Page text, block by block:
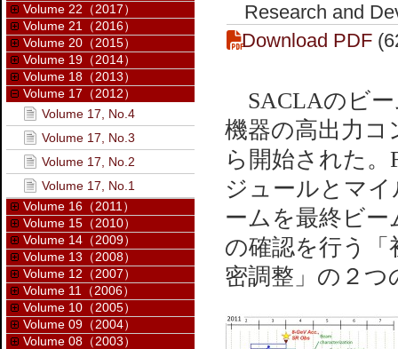
Research and
Download PDF
SACLAのビー
機器の高出力コ
ら開始された
ジュールとマ
ームを最終ビ
の確認を行う「
密調整」の２
Volume 22（2017）
Volume 21（2016）
Volume 20（2015）
Volume 19（2014）
Volume 18（2013）
Volume 17（2012）
Volume 17, No.4
Volume 17, No.3
Volume 17, No.2
Volume 17, No.1
Volume 16（2011）
Volume 15（2010）
Volume 14（2009）
Volume 13（2008）
Volume 12（2007）
Volume 11（2006）
Volume 10（2005）
Volume 09（2004）
Volume 08（2003）